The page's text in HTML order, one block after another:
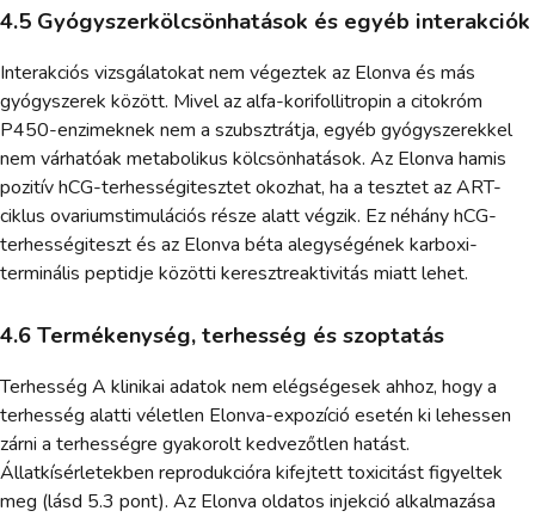
4.5 Gyógyszerkölcsönhatások és egyéb interakciók
Interakciós vizsgálatokat nem végeztek az Elonva és más
gyógyszerek között. Mivel az alfa-korifollitropin a citokróm
P450-enzimeknek nem a szubsztrátja, egyéb gyógyszerekkel
nem várhatóak metabolikus kölcsönhatások. Az Elonva hamis
pozitív hCG-terhességitesztet okozhat, ha a tesztet az ART-
ciklus ovariumstimulációs része alatt végzik. Ez néhány hCG-
terhességiteszt és az Elonva béta alegységének karboxi-
terminális peptidje közötti keresztreaktivitás miatt lehet.
4.6 Termékenység, terhesség és szoptatás
Terhesség A klinikai adatok nem elégségesek ahhoz, hogy a
terhesség alatti véletlen Elonva-expozíció esetén ki lehessen
zárni a terhességre gyakorolt kedvezőtlen hatást.
Állatkísérletekben reprodukcióra kifejtett toxicitást figyeltek
meg (lásd 5.3 pont). Az Elonva oldatos injekció alkalmazása